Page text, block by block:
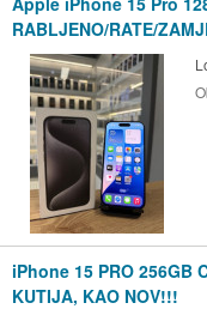
RABLJENO/RATE/
iPhone 15 PRO 256GB
KUTIJA, KAO NOV!!!